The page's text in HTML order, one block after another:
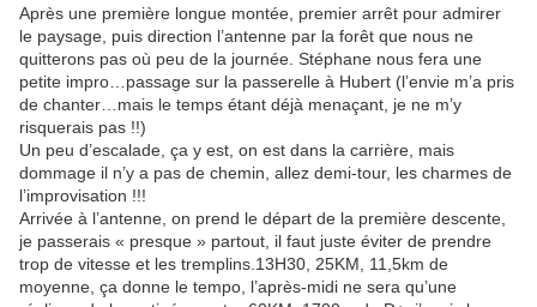
Après une première longue montée, premier arrêt pour admirer
le paysage, puis direction l’antenne par la forêt que nous ne
quitterons pas où peu de la journée. Stéphane nous fera une
petite impro…passage sur la passerelle à Hubert (l’envie m’a pris
de chanter…mais le temps étant déjà menaçant, je ne m’y
risquerais pas !!)
Un peu d’escalade, ça y est, on est dans la carrière, mais
dommage il n’y a pas de chemin, allez demi-tour, les charmes de
l’improvisation !!!
Arrivée à l’antenne, on prend le départ de la première descente,
je passerais « presque » partout, il faut juste éviter de prendre
trop de vitesse et les tremplins.13H30, 25KM, 11,5km de
moyenne, ça donne le tempo, l’après-midi ne sera qu’une